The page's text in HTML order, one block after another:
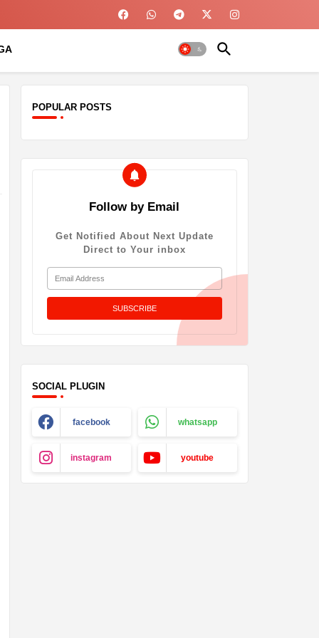
POPULAR POSTS
Follow by Email
Get Notified About Next Update
Direct to Your inbox
SOCIAL PLUGIN
facebook whatsapp
instagram youtube